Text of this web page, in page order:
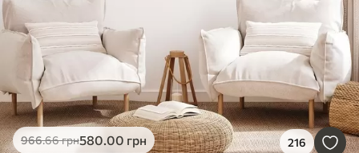
966.66грн580.00 грн 216